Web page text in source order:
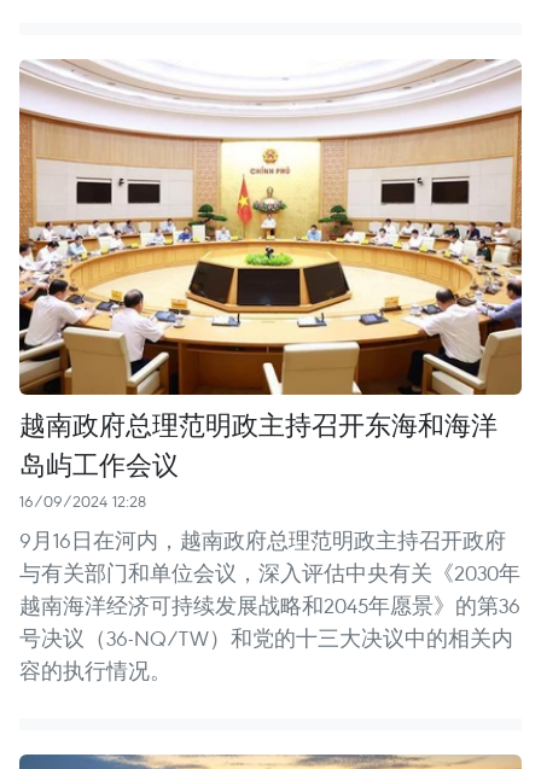
越南政府总理范明政主持召开东海和海洋
岛屿工作会议
16/09/2024 12:28
9月16日在河内，越南政府总理范明政主持召开政府
与有关部门和单位会议，深入评估中央有关《2030年
越南海洋经济可持续发展战略和2045年愿景》的第36
号决议（36-NQ/TW）和党的十三大决议中的相关内
容的执行情况。